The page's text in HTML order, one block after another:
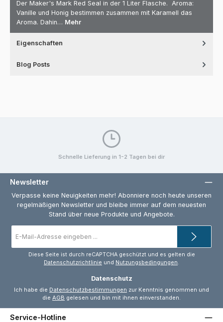
Der Maker's Mark Red Seal in der 1 Liter Flasche. Aroma:
Vanille und Honig bestimmen zusammen mit Karamell das
Aroma. Dahin… Mehr
Eigenschaften
Blog Posts
Schnelle Lieferung in 1-2 Tagen bei dir
Newsletter
Verpasse keine Neuigkeiten mehr! Abonniere noch heute unseren
regelmäßigen Newsletter und bleibe immer auf dem neuesten
Stand über neue Produkte und Angebote.
Mail-
*
Diese Seite ist durch reCAPTCHA geschützt und es gelten die
Datenschutzrichtlinie und Nutzungsbedingungen.
Datenschutz
Ich habe die Datenschutzbestimmungen zur Kenntnis genommen und
die AGB gelesen und bin mit ihnen einverstanden.
Service-Hotline